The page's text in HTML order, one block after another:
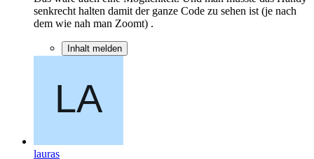
senkrecht halten damit der ganze Code zu sehen ist (je nach
dem wie nah man Zoomt) .
Inhalt melden
lauras